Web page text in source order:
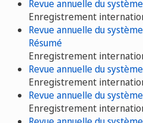
Revue annuelle du
Enregistrement
Revue annuelle du
Résumé
Enregistrement
Revue annuelle du
Enregistrement
Revue annuelle du
Enregistrement